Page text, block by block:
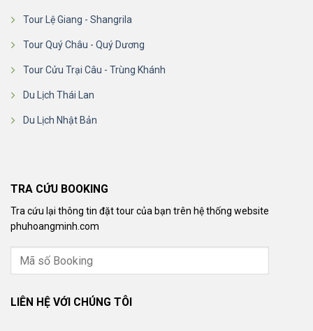
Tour Lệ Giang - Shangrila
Tour Quý Châu - Quý Dương
Tour Cửu Trại Câu - Trùng Khánh
Du Lịch Thái Lan
Du Lịch Nhật Bản
TRA CỨU BOOKING
Tra cứu lại thông tin đặt tour của bạn trên hệ thống website
phuhoangminh.com
LIÊN HỆ VỚI CHÚNG TÔI